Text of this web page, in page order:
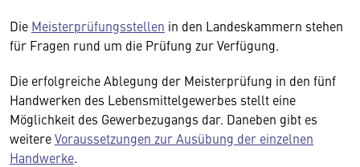
Die Meisterprüfungsstellen in den Landeskammern stehen
für Fragen rund um die Prüfung zur Verfügung.
Die erfolgreiche Ablegung der Meisterprüfung in den fünf
Handwerken des Lebensmittelgewerbes stellt eine
Möglichkeit des Gewerbezugangs dar. Daneben gibt es
weitereVoraussetzungen zur Ausübung der einzelnen
Handwerke.